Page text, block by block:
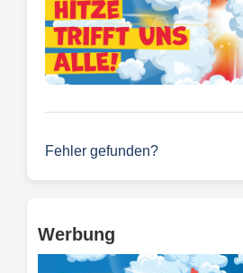
Fehler gefunden?
Werbung